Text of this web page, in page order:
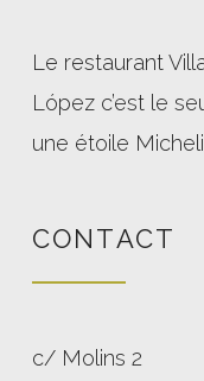
Le restaurant
López c’est le
une étoile
CONTACT
c/ Molins 2